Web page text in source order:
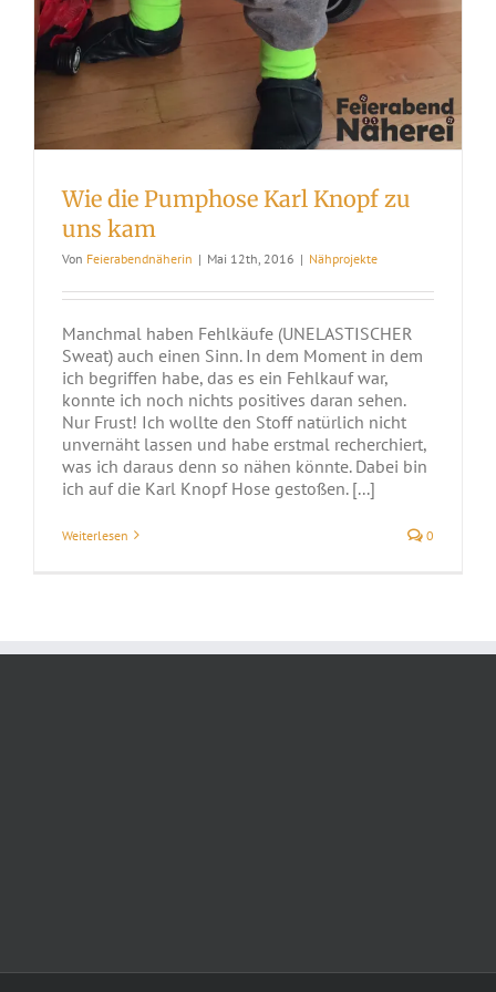
Wie die Pumphose Karl Knopf zu
uns kam
Von Feierabendnäherin | Mai 12th, 2016 | Nähprojekte
Manchmal haben Fehlkäufe (UNELASTISCHER
Sweat) auch einen Sinn. In dem Moment in dem
ich begriffen habe, das es ein Fehlkauf war,
konnte ich noch nichts positives daran sehen.
Nur Frust! Ich wollte den Stoff natürlich nicht
unvernäht lassen und habe erstmal recherchiert,
was ich daraus denn so nähen könnte. Dabei bin
ich auf die Karl Knopf Hose gestoßen. [...]
Weiterlesen 0